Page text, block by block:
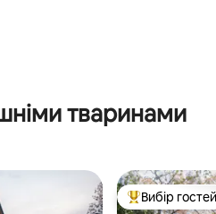
тваринами
Топ вибір
Вибір гостей